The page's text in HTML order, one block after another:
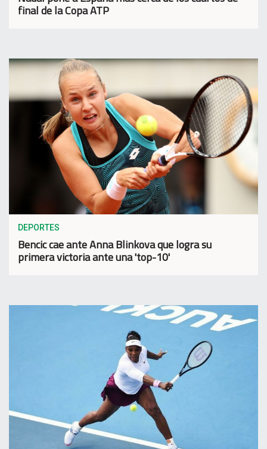
final de la Copa ATP
DEPORTES
Bencic cae ante Anna Blinkova que logra su
primera victoria ante una 'top-10'